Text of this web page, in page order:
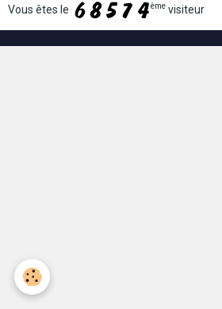
Vous êtes le ème visiteur